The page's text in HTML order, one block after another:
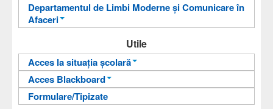
Departamentul de Limbi Moderne și Comunicare în
Afaceri
An pregătitor pentru învățarea limbii române
Departamentul de Limbi Moderne și
Comunicare în Afaceri
Utile
Acces la situația școlară
Informații pentru acces
Autentificare
Acces Blackboard
Informații pentru acces
Formulare/Tipizate